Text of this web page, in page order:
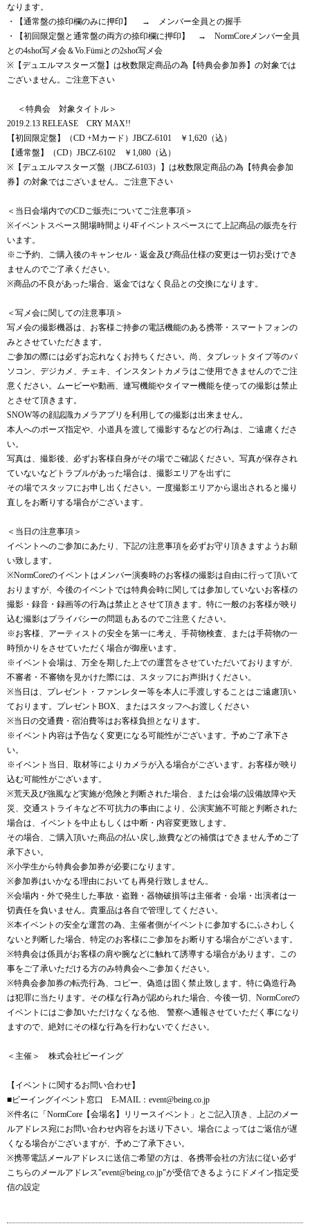
なります。
・【通常盤の捺印欄のみに押印】 → メンバー全員との握手
・【初回限定盤と通常盤の両方の捺印欄に押印】 → NormCoreメンバー全員
との4shot写メ会＆Vo.Fümiとの2shot写メ会
※【デュエルマスターズ盤】は枚数限定商品の為【特典会参加券】の対象では
ございません。ご注意下さい
＜特典会 対象タイトル＞
2019.2.13 RELEASE CRY MAX!!
【初回限定盤】（CD +Mカード）JBCZ-6101 ￥1,620（込）
【通常盤】（CD）JBCZ-6102 ￥1,080（込）
※【デュエルマスターズ盤（JBCZ-6103）】は枚数限定商品の為【特典会参加
券】の対象ではございません。ご注意下さい
＜当日会場内でのCDご販売についてご注意事項＞
※イベントスペース開場時間より4Fイベントスペースにて上記商品の販売を行
います。
※ご予約、ご購入後のキャンセル・返金及び商品仕様の変更は一切お受けでき
ませんのでご了承ください。
※商品の不良があった場合、返金ではなく良品との交換になります。
＜写メ会に関しての注意事項＞
写メ会の撮影機器は、お客様ご持参の電話機能のある携帯・スマートフォンの
みとさせていただきます。
ご参加の際には必ずお忘れなくお持ちください。尚、タブレットタイプ等のパ
ソコン、デジカメ、チェキ、インスタントカメラはご使用できませんのでご注
意ください。ムービーや動画、連写機能やタイマー機能を使っての撮影は禁止
とさせて頂きます。
SNOW等の顔認識カメラアプリを利用しての撮影は出来ません。
本人へのポーズ指定や、小道具を渡して撮影するなどの行為は、ご遠慮くださ
い。
写真は、撮影後、必ずお客様自身がその場でご確認ください。写真が保存され
ていないなどトラブルがあった場合は、撮影エリアを出ずに
その場でスタッフにお申し出ください。一度撮影エリアから退出されると撮り
直しをお断りする場合がございます。
＜当日の注意事項＞
イベントへのご参加にあたり、下記の注意事項を必ずお守り頂きますようお願
い致します。
※NormCoreのイベントはメンバー演奏時のお客様の撮影は自由に行って頂いて
おりますが、今後のイベントでは特典会時に関しては参加していないお客様の
撮影・録音・録画等の行為は禁止とさせて頂きます。特に一般のお客様が映り
込む撮影はプライバシーの問題もあるのでご注意ください。
※お客様、アーティストの安全を第一に考え、手荷物検査、または手荷物の一
時預かりをさせていただく場合が御座います。
※イベント会場は、万全を期した上での運営をさせていただいておりますが、
不審者・不審物を見かけた際には、スタッフにお声掛けください。
※当日は、プレゼント・ファンレター等を本人に手渡しすることはご遠慮頂い
ております。プレゼントBOX、またはスタッフへお渡しください
※当日の交通費・宿泊費等はお客様負担となります。
※イベント内容は予告なく変更になる可能性がございます。予めご了承下さ
い。
※イベント当日、取材等によりカメラが入る場合がございます。お客様が映り
込む可能性がございます。
※荒天及び強風など実施が危険と判断された場合、または会場の設備故障や天
災、交通ストライキなど不可抗力の事由により、公演実施不可能と判断された
場合は、イベントを中止もしくは中断・内容変更致します。
その場合、ご購入頂いた商品の払い戻し,旅費などの補償はできません予めご了
承下さい。
※小学生から特典会参加券が必要になります。
※参加券はいかなる理由においても再発行致しません。
※会場内・外で発生した事故・盗難・器物破損等は主催者・会場・出演者は一
切責任を負いません。貴重品は各自で管理してください。
※本イベントの安全な運営の為、主催者側がイベントに参加するにふさわしく
ないと判断した場合、特定のお客様にご参加をお断りする場合がございます。
※特典会は係員がお客様の肩や腕などに触れて誘導する場合があります。この
事をご了承いただける方のみ特典会へご参加ください。
※特典会参加券の転売行為、コピー、偽造は固く禁止致します。特に偽造行為
は犯罪に当たります。その様な行為が認められた場合、今後一切、NormCoreの
イベントにはご参加いただけなくなる他、 警察へ通報させていただく事になり
ますので、絶対にその様な行為を行わないでください。
＜主催＞ 株式会社ビーイング
【イベントに関するお問い合わせ】
■ビーイングイベント窓口 E-MAIL：event@being.co.jp
※件名に「NormCore【会場名】リリースイベント」とご記入頂き、上記のメー
ルアドレス宛にお問い合わせ内容をお送り下さい。場合によってはご返信が遅
くなる場合がございますが、予めご了承下さい。
※携帯電話メールアドレスに送信ご希望の方は、各携帯会社の方法に従い必ず
こちらのメールアドレス"event@being.co.jp"が受信できるようにドメイン指定受
信の設定